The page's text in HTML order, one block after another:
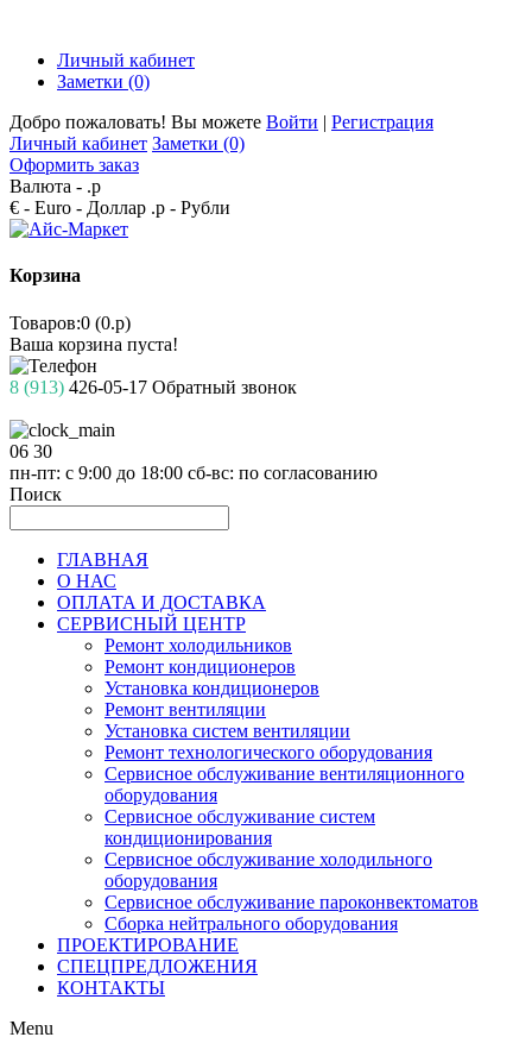
Личный кабинет
Заметки (0)
Добро пожаловать! Вы можете Войти | Регистрация
Личный кабинет Заметки (0)
Оформить заказ
Валюта - .р
€ - Euro - Доллар .р - Рубли
Корзина
Товаров:0 (0.р)
Ваша корзина пуста!
8 (913) 426-05-17 Обратный звонок
06 30
пн-пт: с 9:00 до 18:00 сб-вс: по согласованию
Поиск
ГЛАВНАЯ
О НАС
ОПЛАТА И ДОСТАВКА
СЕРВИСНЫЙ ЦЕНТР
Ремонт холодильников
Ремонт кондиционеров
Установка кондиционеров
Ремонт вентиляции
Установка систем вентиляции
Ремонт технологического оборудования
Cервисное обслуживание вентиляционного
оборудования
Cервисное обслуживание систем
кондиционирования
Cервисное обслуживание холодильного
оборудования
Сервисное обслуживание пароконвектоматов
Сборка нейтрального оборудования
ПРОЕКТИРОВАНИЕ
СПЕЦПРЕДЛОЖЕНИЯ
КОНТАКТЫ
Menu